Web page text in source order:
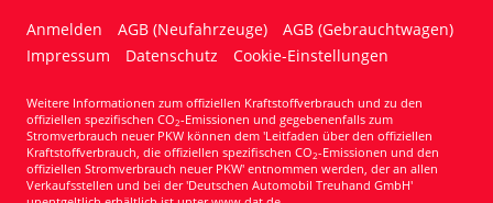
Anmelden AGB (Neufahrzeuge)
AGB (Gebrauchtwagen)
Impressum
Datenschutz Cookie-Einstellungen
Weitere Informationen zum offiziellen Kraftstoffverbrauch und zu den
offiziellen spezifischen CO2-Emissionen und gegebenenfalls zum
Stromverbrauch neuer PKW können dem 'Leitfaden über den offiziellen
Kraftstoffverbrauch, die offiziellen spezifischen CO2-Emissionen und den
offiziellen Stromverbrauch neuer PKW' entnommen werden, der an allen
Verkaufsstellen und bei der 'Deutschen Automobil Treuhand GmbH'